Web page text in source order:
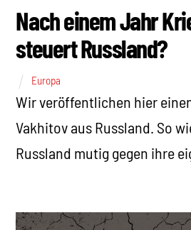
Nach einem Jahr
steuert Russland?
Europa
Wir veröffentlichen hier
Vakhitov aus Russland. So
Russland mutig gegen ihre